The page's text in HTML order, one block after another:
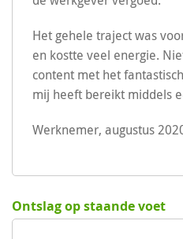
Het gehele traject was
en kostte veel energie.
content met het
mij heeft bereikt middels
Werknemer, augustus
Ontslag op staande voet